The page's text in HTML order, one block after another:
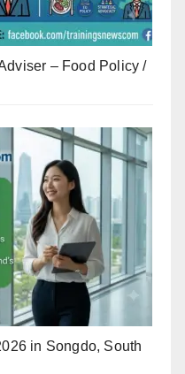
– Food Policy /
in Songdo, South